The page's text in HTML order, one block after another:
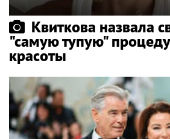
Квиткова назвала
"самую тупую"
красоты